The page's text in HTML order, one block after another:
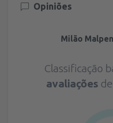
Opiniões
Milão
Classificação
avaliações